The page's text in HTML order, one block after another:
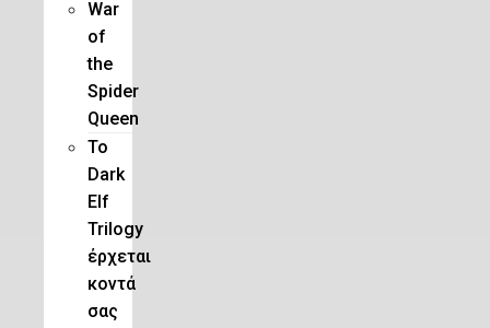
War
of
the
Spider
Queen
Το
Dark
Elf
Trilogy
έρχεται
κοντά
σας